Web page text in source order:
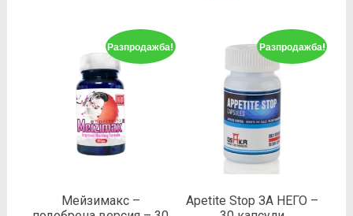
Разпродажба!
Мейзимакс –
Разпродажба!
Apetite Stop ЗА НЕГО –